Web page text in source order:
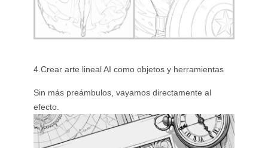
4.Crear arte lineal AI como objetos y herramientas
Sin más preámbulos, vayamos directamente al
efecto.